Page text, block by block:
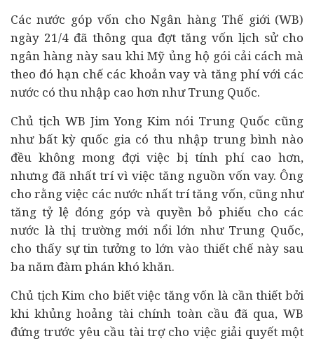
Các nước góp vốn choNgân hàngThế giới (WB)
ngày 21/4 đã thông qua đợt tăng vốn lịch sử cho
ngân hàng này sau khi Mỹ ủng hộ gói cải cách mà
theo đó hạn chế các khoản vay và tăng phí với các
nước có thu nhập cao hơn như Trung Quốc.
Chủ tịch WB Jim Yong Kim nói Trung Quốc cũng
như bất kỳ quốc gia có thu nhập trung bình nào
đều không mong đợi việc bị tính phí cao hơn,
nhưng đã nhất trí vì việc tăng nguồn vốn vay. Ông
cho rằng việc các nước nhất trí tăng vốn, cũng như
tăng tỷ lệ đóng góp và quyền bỏ phiếu cho các
nước là thị trường mới nổi lớn như Trung Quốc,
cho thấy sự tin tưởng to lớn vào thiết chế này sau
ba năm đàm phán khó khăn.
Chủ tịch Kim cho biết việc tăng vốn là cần thiết bởi
khi khủng hoảng tài chính toàn cầu đã qua, WB
đứng trước yêu cầu tài trợ cho việc giải quyết một